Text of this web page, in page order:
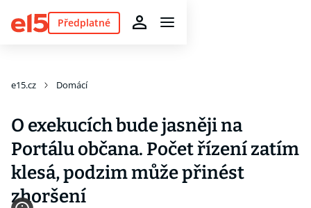
Předplatné
e15.cz Domácí
O exekucích bude jasněji na
Portálu občana. Počet řízení zatím
klesá, podzim může přinést
zhoršení